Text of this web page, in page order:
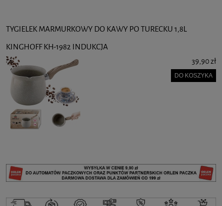
TYGIELEK MARMURKOWY DO KAWY PO TURECKU 1,8L
KINGHOFF KH-1982 INDUKCJA
39,90 zł
DO KOSZYKA